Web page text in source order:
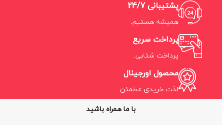
پشتیبانی 24/7
همیشه هستیم.
پرداخت سریع
پرداخت شتابی.
محصول اورجینال
لذت خریدی مطمئن.
با ما همراه باشید